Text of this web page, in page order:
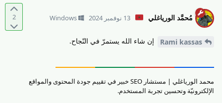
2 مُحمَّد الورياغلي 13 نوفمبر 2024 Windows
Rami kassas إن شاء الله يستمرّ في النّجاح.
محمد الورياغلي | مستشار SEO خبير في تقييم جودة المحتوى والمواقع
الإلكترونيّة وتحسين تجربة المستخدم.